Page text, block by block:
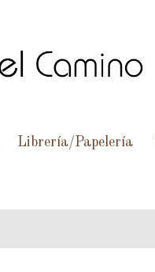
Librería/Papelería